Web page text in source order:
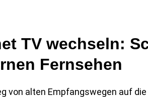
TV wechseln:
Fernsehen
von alten Empfangswegen auf